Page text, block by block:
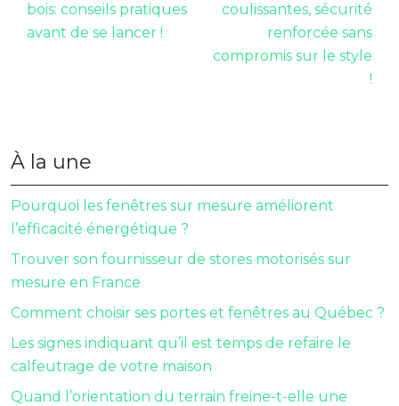
bois: conseils pratiques
avant de se lancer !
coulissantes, sécurité
renforcée sans
compromis sur le style
!
À la une
Pourquoi les fenêtres sur mesure améliorent
l’efficacité énergétique ?
Trouver son fournisseur de stores motorisés sur
mesure en France
Comment choisir ses portes et fenêtres au Québec ?
Les signes indiquant qu’il est temps de refaire le
calfeutrage de votre maison
Quand l’orientation du terrain freine-t-elle une